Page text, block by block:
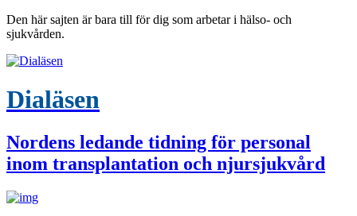
Den här sajten är bara till för dig som arbetar i hälso- och
sjukvården.
Dialäsen
Nordens ledande tidning för personal
inom transplantation och njursjukvård